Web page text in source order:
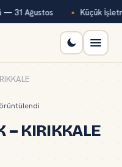
— 31 Ağustos Küçük
– KIRIKKALE